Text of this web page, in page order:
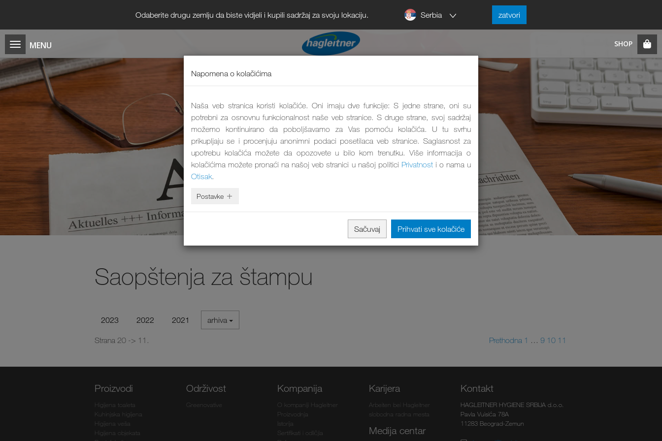
Odaberite drugu zemlju da biste vidjeli i kupili sadržaj za svoju lokaciju. Serbia zatvori
Saopštenja za štampu
2023 2022 2021 arhiva
Strana 20 -> 11. Prethodna 1 … 9 10 11
Proizvodi
Higijena toaleta
Kuhinjska higijena
Higijena veša
Higijena objekata
Održivost
Greenovative
Kompanija
O kompaniji Hagleitner
Proizvodnja
Istorija
Sertifikati i odličjia
Karijera
Arbeiten bei Hagleitner
slobodna radna mesta
Medija centar
Kontakt
HAGLEITNER HYGIENE SRBIJA d.o.o.
Pavla Vuisića 78A
11283 Beograd-Zemun
Napomena o kolačićima
Naša veb stranica koristi kolačiće. Oni imaju dve funkcije: S jedne strane, oni su
potrebni za osnovnu funkcionalnost naše veb stranice. S druge strane, svoj sadržaj
možemo kontinuirano da poboljšavamo za Vas pomoću kolačića. U tu svrhu
prikupljaju se i procenjuju anonimni podaci posetilaca veb stranice. Saglasnost za
upotrebu kolačića možete da opozovete u bilo kom trenutku. Više informacija o
kolačićima možete pronaći na našoj veb stranici u našoj politici Privatnosti o nama u
Otisak.
Postavke
Sačuvaj Prihvati sve kolačiće